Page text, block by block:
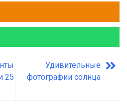
25
Удивительные
фотографии солнца